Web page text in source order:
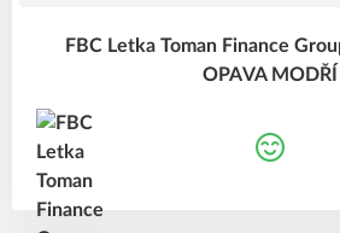
FBC Letka Toman Finance
OPAVA MODŘÍ